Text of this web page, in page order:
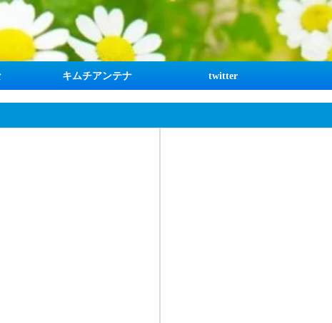
キムチアンテナ twitter